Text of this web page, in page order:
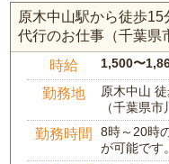
原木中山駅から徒歩
代行のお仕事（千葉県
時給 1,500〜
勤務地
原木中山
（千葉県市
勤務時間
8時～20時
が可能です